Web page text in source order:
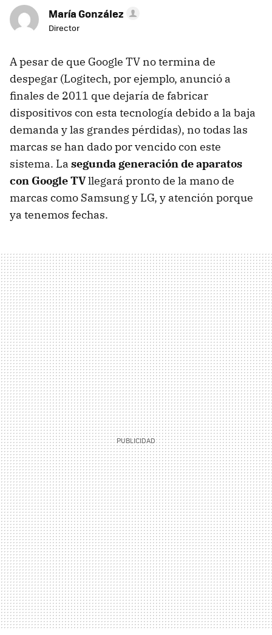
María González
Director
A pesar de que Google TV no termina de
despegar (Logitech, por ejemplo, anunció a
finales de 2011 que dejaría de fabricar
dispositivos con esta tecnología debido a la baja
demanda y las grandes pérdidas), no todas las
marcas se han dado por vencido con este
sistema. La segunda generación de aparatos
con Google TVllegará pronto de la mano de
marcas como Samsung y LG, y atención porque
ya tenemos fechas.